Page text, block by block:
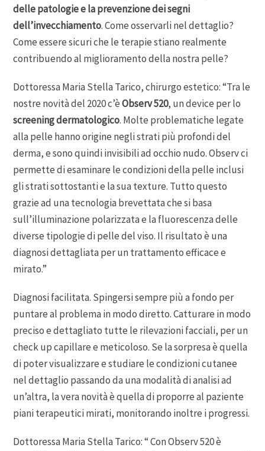
delle patologie e la prevenzione dei segni
dell’invecchiamento. Come osservarli nel dettaglio?
Come essere sicuri che le terapie stiano realmente
contribuendo al miglioramento della nostra pelle?
Dottoressa Maria Stella Tarico, chirurgo estetico: “Tra le
nostre novità del 2020 c’èObserv 520, un device per lo
screening dermatologico. Molte problematiche legate
alla pelle hanno origine negli strati più profondi del
derma, e sono quindi invisibili ad occhio nudo. Observ ci
permette di esaminare le condizioni della pelle inclusi
gli strati sottostanti e la sua texture. Tutto questo
grazie ad una tecnologia brevettata che si basa
sull’illuminazione polarizzata e la fluorescenza delle
diverse tipologie di pelle del viso. Il risultato è una
diagnosi dettagliata per un trattamento efficace e
mirato.”
Diagnosi facilitata. Spingersi sempre più a fondo per
puntare al problema in modo diretto. Catturare in modo
preciso e dettagliato tutte le rilevazioni facciali, per un
check up capillare e meticoloso. Se la sorpresa è quella
di poter visualizzare e studiare le condizioni cutanee
nel dettaglio passando da una modalità di analisi ad
un’altra, la vera novità è quella di proporre al paziente
piani terapeutici mirati, monitorando inoltre i progressi.
Dottoressa Maria Stella Tarico: “ Con Observ 520 è